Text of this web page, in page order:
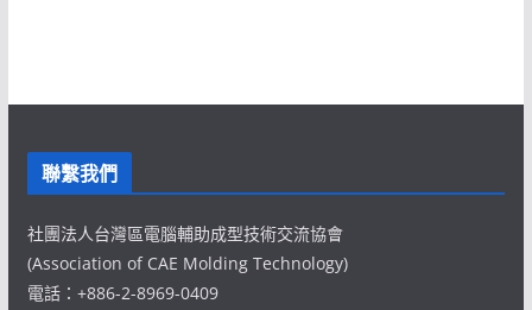
聯繫我們
社團法人台灣區電腦輔助成型技術交流協會
(Association of CAE Molding Technology)
電話：+886-2-8969-0409